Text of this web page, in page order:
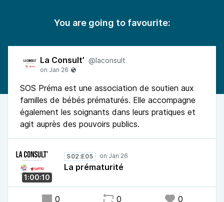
You are going to favourite:
La Consult’ @laconsult
SOS Préma est une association de soutien aux
familles de bébés prématurés. Elle accompagne
également les soignants dans leurs pratiques et
agit auprès des pouvoirs publics.
1:00:10
S02:E05
La prématurité
0 0 0